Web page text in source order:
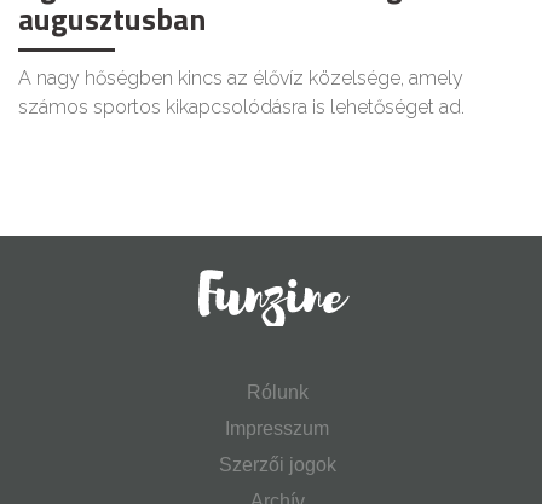
augusztusban
A nagy hőségben kincs az élővíz közelsége, amely
számos sportos kikapcsolódásra is lehetőséget ad.
Rólunk
Impresszum
Szerzői jogok